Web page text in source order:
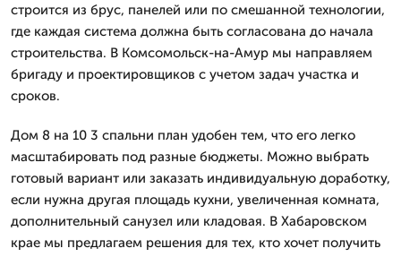
строится из брус, панелей или по смешанной технологии,
где каждая система должна быть согласована до начала
строительства. В Комсомольск-на-Амур мы направляем
бригаду и проектировщиков с учетом задач участка и
сроков.
Дом 8 на 10 3 спальни план удобен тем, что его легко
масштабировать под разные бюджеты. Можно выбрать
готовый вариант или заказать индивидуальную доработку,
если нужна другая площадь кухни, увеличенная комната,
дополнительный санузел или кладовая. В Хабаровском
крае мы предлагаем решения для тех, кто хочет получить